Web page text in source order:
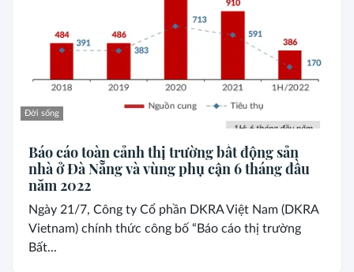
Đời sống
Báo cáo toàn cảnh thị trường bất động sản
nhà ở Đà Nẵng và vùng phụ cận 6 tháng đầu
năm 2022
Ngày 21/7, Công ty Cổ phần DKRA Việt Nam (DKRA
Vietnam) chính thức công bố “Báo cáo thị trường
Bất...